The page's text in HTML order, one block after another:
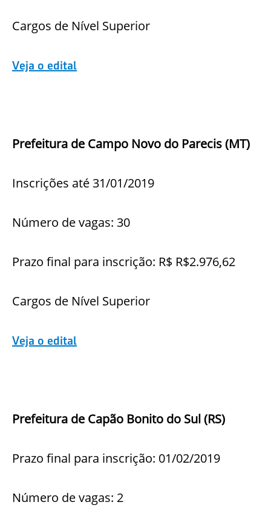
Cargos de Nível Superior
Veja o edital
Prefeitura de Campo Novo do Parecis (MT)
Inscrições até 31/01/2019
Número de vagas: 30
Prazo final para inscrição: R$ R$2.976,62
Cargos de Nível Superior
Veja o edital
Prefeitura de Capão Bonito do Sul (RS)
Prazo final para inscrição: 01/02/2019
Número de vagas: 2